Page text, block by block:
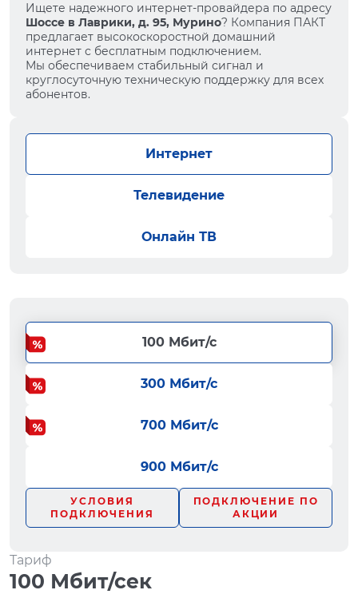
Ищете надежного интернет-провайдера по адресу
Шоссе в Лаврики, д. 95, Мурино? Компания ПАКТ
предлагает высокоскоростной домашний
интернет с бесплатным подключением.
Мы обеспечиваем стабильный сигнал и
круглосуточную техническую поддержку для всех
абонентов.
Интернет
Телевидение
Онлайн ТВ
100 Мбит/с
300 Мбит/с
700 Мбит/с
900 Мбит/с
УСЛОВИЯ
ПОДКЛЮЧЕНИЯ
ПОДКЛЮЧЕНИЕ ПО
АКЦИИ
Тариф
100 Мбит/сек